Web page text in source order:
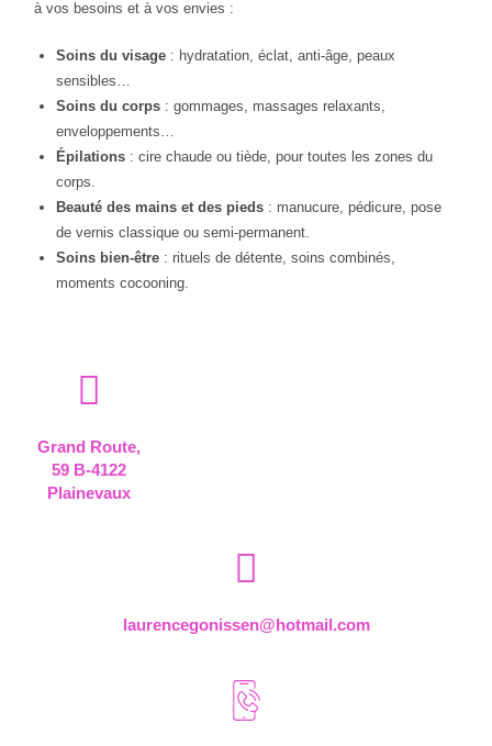
à vos besoins et à vos envies :
Soins du visage : hydratation, éclat, anti-âge, peaux
sensibles…
Soins du corps : gommages, massages relaxants,
enveloppements…
Épilations : cire chaude ou tiède, pour toutes les zones du
corps.
Beauté des mains et des pieds : manucure, pédicure, pose
de vernis classique ou semi-permanent.
Soins bien-être : rituels de détente, soins combinés,
moments cocooning.
Grand Route,
59 B-4122
Plainevaux
laurencegonissen@hotmail.com